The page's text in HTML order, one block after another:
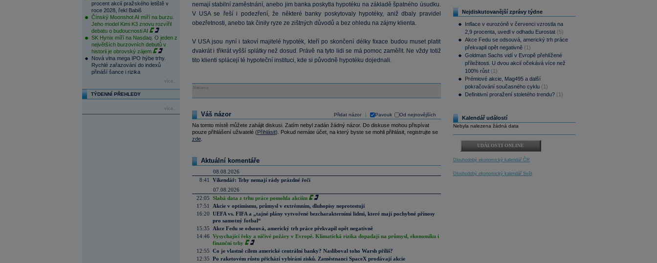
procent akcií pražského letiště v
roce 2028, řekl Babiš
Čínský Moonshot AI míří na burzu.
Jeho model Kimi K3 znovu rozvířil
debatu o budoucnosti AI
SK Hynix míří na Nasdaq. O jeden z
největších burzovních debutů v
historii je obrovský zájem
Nová vlna mega IPO hýbe trhy.
Rychlé zařazování do indexů
přináší šance i rizika
více...
TÝDENNÍ PŘEHLEDY
více...
nemají stabilní zaměstnání, anebo jim banka poskytla hypotéku na základě špatného úsudku.
V USA se řeší i podezření, že některé banky poskytovaly hypotéky, aniž dbaly pravidel
obezřetnosti, anebo tak činily ryze ze zištných důvodů a bez ohledu na zájmy klienta.
V USA jsou nyní i takoví majitelé hypoték, kteří po skončení délky fixace budou muset platit
dvakrát i třikrát vyšší splátky než dosud. Právě na tyto lidi se má pomoc zaměřit. Ne vždy totiž
tito klienti splácejí té hypoteční instituci, kde si původně hypotéku dojednali.
Reklama
Přidat názor Pavouk Od nejnovějších
Váš názor
Na tomto místě můžete zahájit diskusi. Zatím nebyl zadán žádný názor. Do diskuse mohou přispívat
pouze přihlášení uživatelé (Přihlásit). Pokud nemáte účet, na který byste se mohli přihlásit, registrujte se
zde.
Aktuální komentáře
08.08.2026
8:41
Víkendář: Trhy nemají rády prázdné řeči
07.08.2026
22:05 Slabá data z trhu práce pomohla akciím
17:51
Akcie v optimismu, průmysl v extrémním, dluhopisy neprotestují
16:20 UEFA vs. FIFA a „tajné plány vytvořené bezcharakterními lidmi, které mají pochybné přínosy
pro samotný fotbal“
15:35
Akce Fedu se odsouvá, americký trh práce překvapil opět negativně
14:46 Vysychající řeky a ničivé požáry v Evropě. Klimatická rizika dopadají na průmysl, ekonomiku i
finanční trhy
12:55 Co je vlastně cílem americké centrální banky? Nasliboval toho Warsh příliš?
12:35 Po raketovém růstu přichází vybírání zisků. Zaměstnanci SpaceX prodávají akcie
Nejdiskutovanější zprávy týdne
Inflace v eurozóně v červenci vzrostla na
2,9 procenta, uvedl v odhadu Eurostat (5)
Akce Fedu se odsouvá, americký trh práce
překvapil opět negativně (1)
Goldman Sachs vidí v Evropě přehlížené
příležitosti. U dvou akcií očekává více než
100% růst (1)
Prémiové akcie, Mag495 a další
pokračování současného cyklu (1)
Definitivní proražení stoletého trendu? (1)
Kalendář událostí
Nebyla nalezena žádná data
UDÁLOSTI ONLINE
Dlouhodobý ekonomický kalendář ČR
Dlouhodobý ekonomický kalendář Svět